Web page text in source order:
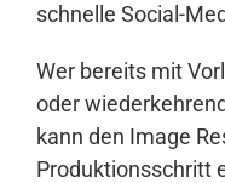
schnelle Social-
Wer bereits mit
oder
kann den Image
Produktionsschritt